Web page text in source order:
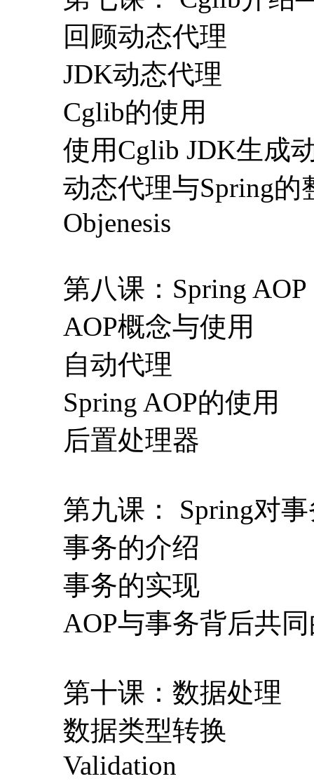
回顾动态代理
JDK动态代理
Cglib的使用
使用Cglib JDK生成
动态代理与Spring的
Objenesis
第八课：Spring AOP
AOP概念与使用
自动代理
Spring AOP的使用
后置处理器
第九课： Spring对
事务的介绍
事务的实现
AOP与事务背后共
第十课：数据处理
数据类型转换
Validation